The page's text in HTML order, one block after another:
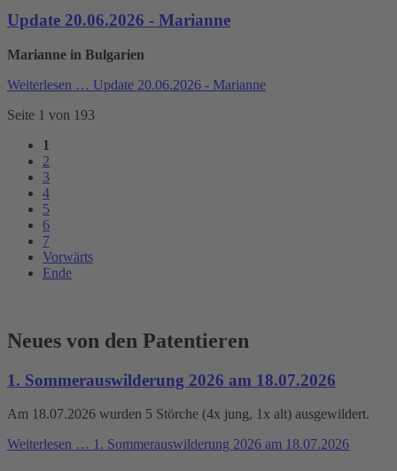
Update 20.06.2026 - Marianne
Marianne in Bulgarien
Weiterlesen … Update 20.06.2026 - Marianne
Seite 1 von 193
1
2
3
4
5
6
7
Vorwärts
Ende
Neues von den Patentieren
1. Sommerauswilderung 2026 am 18.07.2026
Am 18.07.2026 wurden 5 Störche (4x jung, 1x alt) ausgewildert.
Weiterlesen … 1. Sommerauswilderung 2026 am 18.07.2026